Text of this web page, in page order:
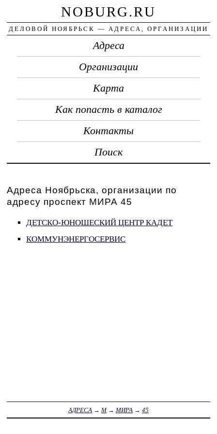
NOBURG.RU
ДЕЛОВОЙ НОЯБРЬСК — АДРЕСА, ОРГАНИЗАЦИИ
Адреса
Организации
Карта
Как попасть в каталог
Контакты
Поиск
Адреса Ноябрьска, организации по
адресу проспект МИРА 45
ДЕТСКО-ЮНОШЕСКИЙ ЦЕНТР КАДЕТ
КОММУНЭНЕРГОСЕРВИС
АДРЕСА → М→ МИРА → 45